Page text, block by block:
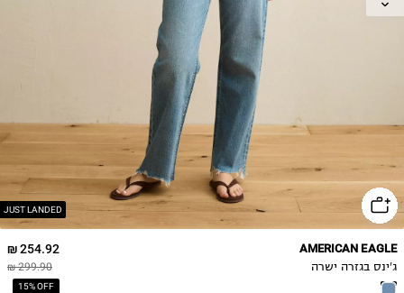
JUST LANDED
4
20
254.92 ₪
299.90 ₪
15% OFF
AMERICAN EAGLE
ג'ינס בגזרה ישרה